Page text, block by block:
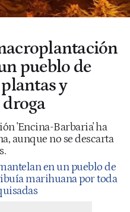
pueblo de
y
'Encina-Barbaria' ha
aunque no se descarta
en un pueblo de
marihuana por toda